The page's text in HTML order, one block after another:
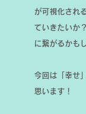
が可視化され
ていきたいか
に繋がるかも
今回は「幸せ
思います！